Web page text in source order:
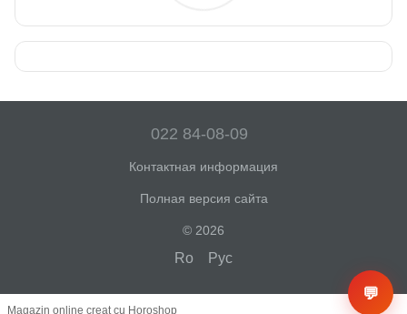
022 84-08-09
Контактная информация
Полная версия сайта
© 2026
Ro Рус
Magazin online creat cu Horoshop
💬